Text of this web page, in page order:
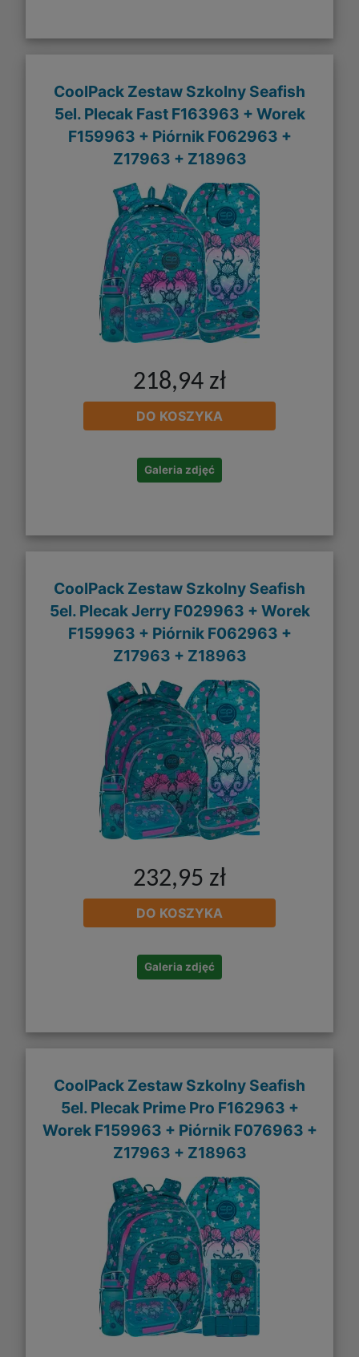
CoolPack Zestaw Szkolny Seafish
5el. Plecak Fast F163963 + Worek
F159963 + Piórnik F062963 +
Z17963 + Z18963
218,94 zł
DO KOSZYKA
Galeria zdjęć
CoolPack Zestaw Szkolny Seafish
5el. Plecak Jerry F029963 + Worek
F159963 + Piórnik F062963 +
Z17963 + Z18963
232,95 zł
DO KOSZYKA
Galeria zdjęć
CoolPack Zestaw Szkolny Seafish
5el. Plecak Prime Pro F162963 +
Worek F159963 + Piórnik F076963 +
Z17963 + Z18963